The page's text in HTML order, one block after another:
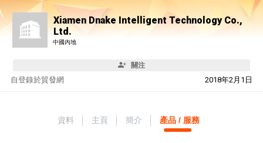
Xiamen Dnake Intelligent Technology Co.,
Ltd.
中國內地
關注
自 2018年2月1日
登錄於貿發網
資料 主頁 簡介 產品 / 服務